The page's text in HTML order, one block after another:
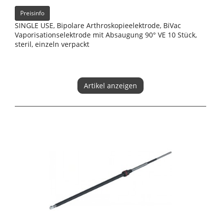
Preisinfo
SINGLE USE, Bipolare Arthroskopieelektrode, BiVac
Vaporisationselektrode mit Absaugung 90° VE 10 Stück,
steril, einzeln verpackt
Artikel anzeigen